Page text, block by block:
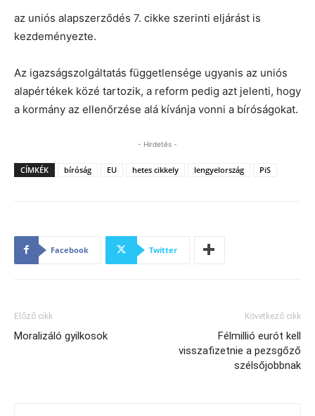
az uniós alapszerződés 7. cikke szerinti eljárást is
kezdeményezte.
Az igazságszolgáltatás függetlensége ugyanis az uniós
alapértékek közé tartozik, a reform pedig azt jelenti, hogy
a kormány az ellenőrzése alá kívánja vonni a bíróságokat.
- Hirdetés -
CÍMKÉK bíróság EU hetes cikkely lengyelország PiS
Facebook Twitter
Előző cikk
Moralizáló gyilkosok
Következő cikk
Félmillió eurót kell
visszafizetnie a pezsgőző
szélsőjobbnak